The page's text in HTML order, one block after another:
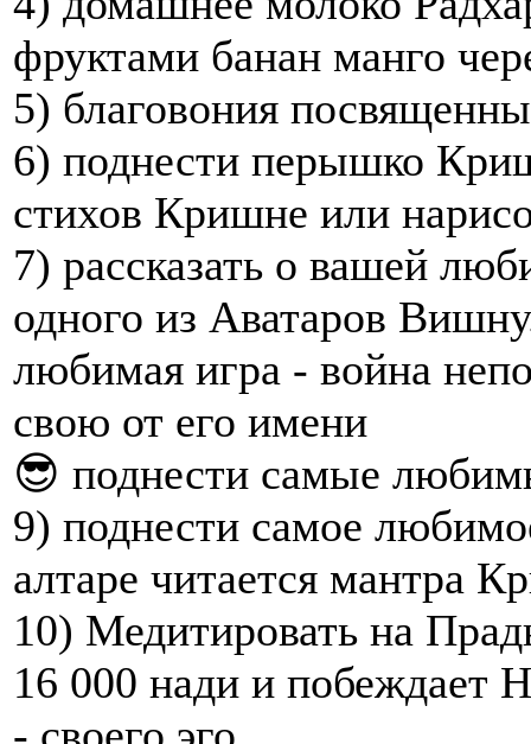
фруктами банан манго
5) благовония
6) поднести перышко
стихов Кришне или
7) рассказать о вашей
одного из Аватаров
любимая игра - война
свою от его имени
😎 поднести самые
9) поднести самое
алтаре читается мантра
10) Медитировать на
16 000 нади и побеждает